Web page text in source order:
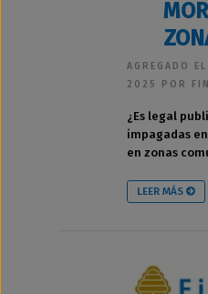
AGREGADO
2025 POR
¿Es legal
impagadas
en zonas
LEER MÁS